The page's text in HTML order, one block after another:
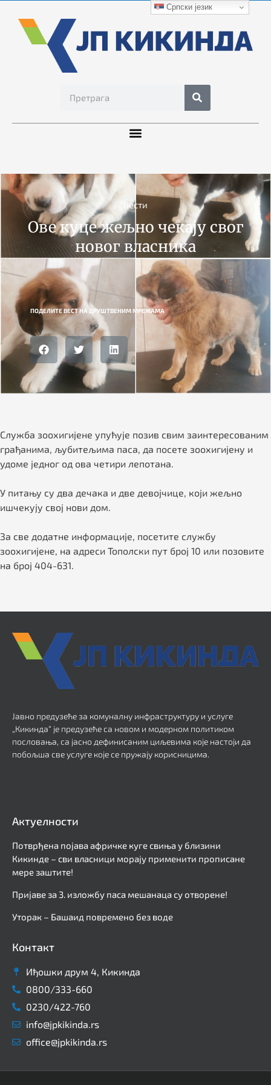
Вести
Ове куце жељно чекају свог
новог власника
ПОДЕЛИТЕ ВЕСТ НА ДРУШТВЕНИМ МРЕЖАМА
Служба зоохигијене упућује позив свим заинтересованим
грађанима, љубитељима паса, да посете зоохигијену и
удоме једног од ова четири лепотана.
У питању су два дечака и две девојчице, који жељно
ишчекују свој нови дом.
За све додатне информације, посетите службу
зоохигијене, на адреси Тополски пут број 10 или позовите
на број 404-631.
Јавно предузеће за комуналну инфраструктуру и услуге
„Кикинда“ је предузеће са новом и модерном политиком
пословања, са јасно дефинисаним циљевима које настоји да
побољша све услуге које се пружају корисницима.
Актуелности
Потврђена појава афричке куге свиња у близини
Кикинде – сви власници морају применити прописане
мере заштите!
Пријаве за 3. изложбу паса мешанаца су отворене!
Уторак – Башаид повремено без воде
Контакт
Иђошки друм 4, Кикинда
0800/333-660
0230/422-760
info@jpkikinda.rs
office@jpkikinda.rs
Српски језик